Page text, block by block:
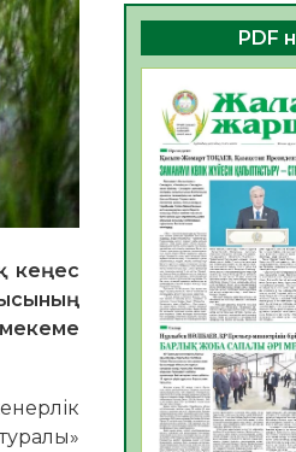
кеңес
06.08.2026
ҚОҒАМДЫҚ
ЕЛ ДАМУЫНЫҢ
06.08.2026
ҚҰРЫЛТАЙ
БОЛАШАҚҚА
ЖАУАПТЫ
06.08.2026
Инфекциялық
қарсы
жұмыстарының
06.08.2026
Көкжөтел
PDF